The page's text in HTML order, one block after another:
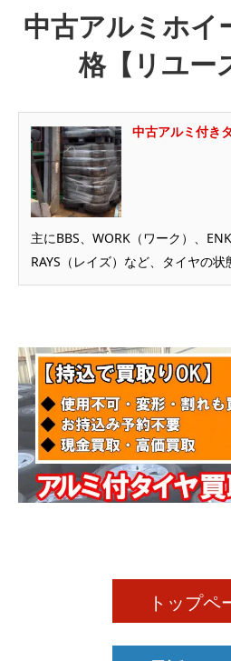
中古アルミホイ
格【リユー
中古アルミ付き
主にBBS、WORK（ワーク）、
RAYS（レイズ）など、タイヤの
トップペ